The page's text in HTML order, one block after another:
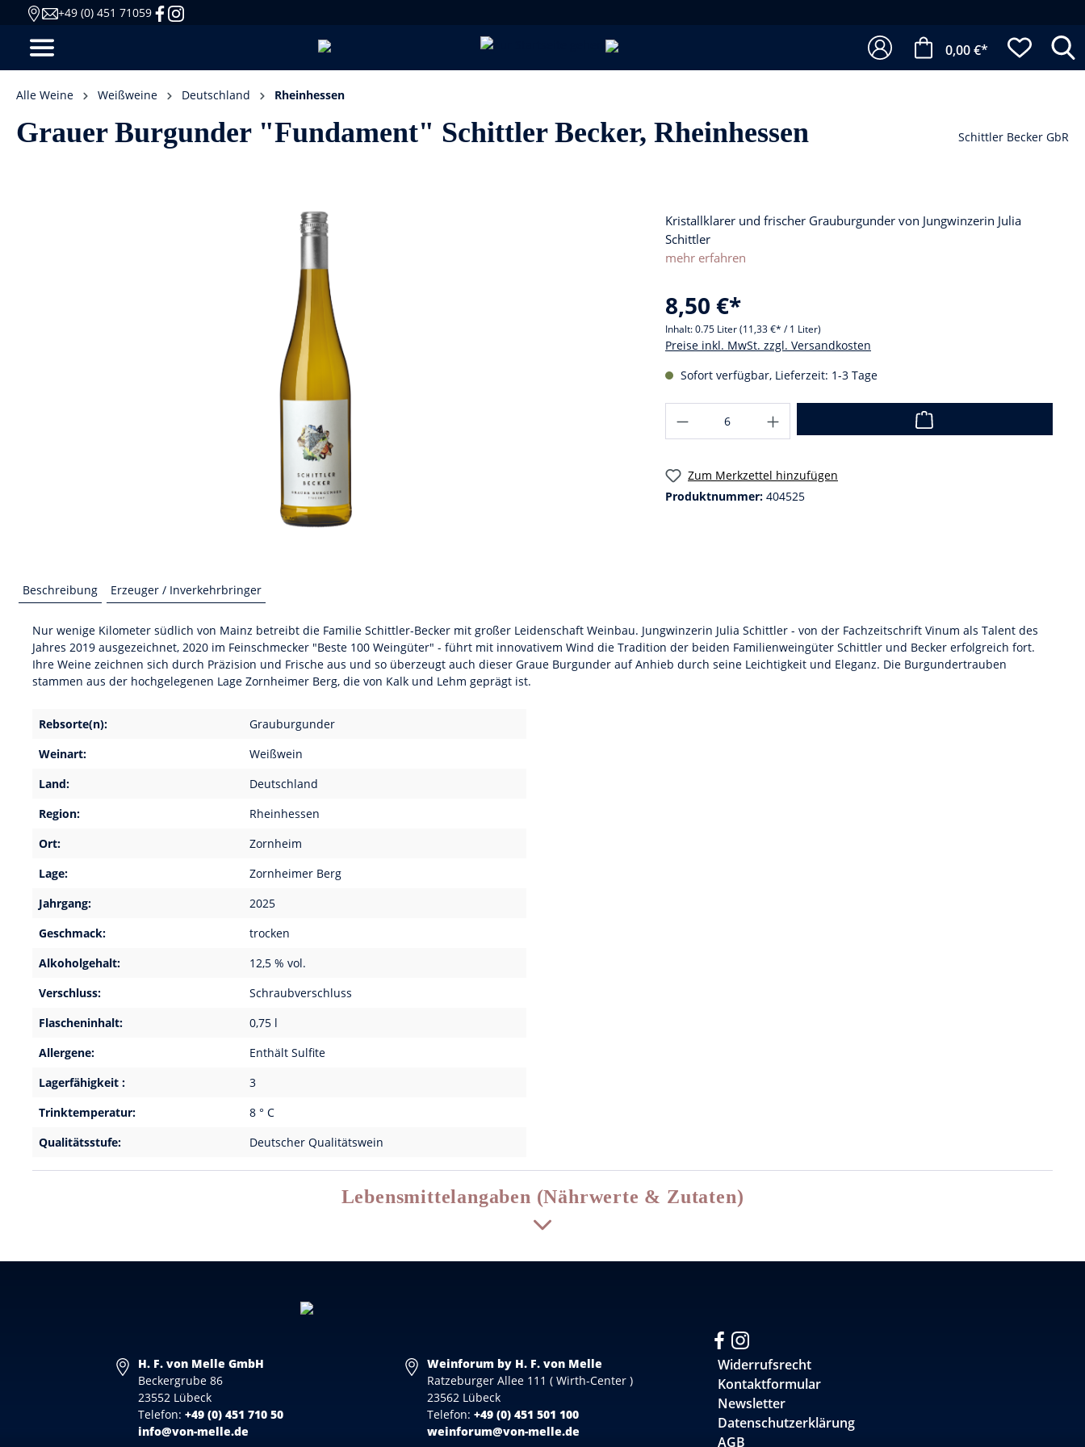
+49 (0) 451 71059
0,00 €*
Alle Weine Weißweine Deutschland Rheinhessen
Grauer Burgunder "Fundament" Schittler Becker, Rheinhessen Schittler Becker GbR
Kristallklarer und frischer Grauburgunder von Jungwinzerin Julia
Schittler
mehr erfahren
8,50 €*
Inhalt:0.75 Liter(11,33 €* / 1 Liter)
Preise inkl. MwSt. zzgl. Versandkosten
Sofort verfügbar, Lieferzeit: 1-3 Tage
Zum Merkzettel hinzufügen
Produktnummer: 404525
Beschreibung Erzeuger / Inverkehrbringer
Nur wenige Kilometer südlich von Mainz betreibt die Familie Schittler-Becker mit großer Leidenschaft Weinbau. Jungwinzerin Julia Schittler - von der Fachzeitschrift Vinum als Talent des
Jahres 2019 ausgezeichnet, 2020 im Feinschmecker "Beste 100 Weingüter" - führt mit innovativem Wind die Tradition der beiden Familienweingüter Schittler und Becker erfolgreich fort.
Ihre Weine zeichnen sich durch Präzision und Frische aus und so überzeugt auch dieser Graue Burgunder auf Anhieb durch seine Leichtigkeit und Eleganz. Die Burgundertrauben
stammen aus der hochgelegenen Lage Zornheimer Berg, die von Kalk und Lehm geprägt ist.
Rebsorte(n):
Grauburgunder
Weinart:
Weißwein
Land:
Deutschland
Region:
Rheinhessen
Ort:
Zornheim
Lage:
Zornheimer Berg
Jahrgang:
2025
Geschmack:
trocken
Alkoholgehalt:
12,5 % vol.
Verschluss:
Schraubverschluss
Flascheninhalt:
0,75 l
Allergene:
Enthält Sulfite
Lagerfähigkeit :
3
Trinktemperatur:
8 ° C
Qualitätsstufe:
Deutscher Qualitätswein
Lebensmittelangaben (Nährwerte & Zutaten)
H. F. von Melle GmbH
Beckergrube 86
23552 Lübeck
Telefon:+49 (0) 451 710 50
info@von-melle.de
Weinforum by H. F. von Melle
Ratzeburger Allee 111 ( Wirth-Center )
23562 Lübeck
Telefon: +49 (0) 451 501 100
weinforum@von-melle.de
Widerrufsrecht
Kontaktformular
Newsletter
Datenschutzerklärung
AGB